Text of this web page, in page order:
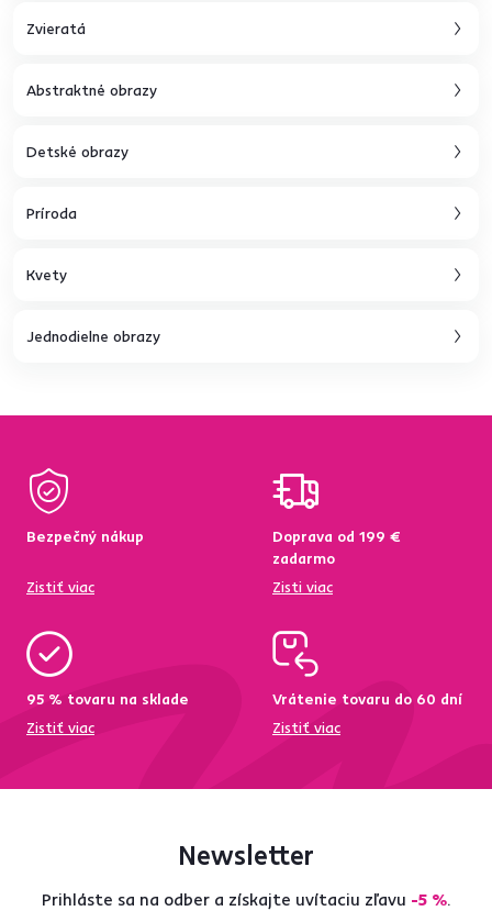
Zvieratá
Abstraktné obrazy
Detské obrazy
Príroda
Kvety
Jednodielne obrazy
Bezpečný nákup
Zistiť viac
Doprava od 199 €
zadarmo
Zisti viac
95 % tovaru na sklade
Zistiť viac
Vrátenie tovaru do 60 dní
Zistiť viac
Newsletter
Prihláste sa na odber a získajte uvítaciu zľavu -5 %.